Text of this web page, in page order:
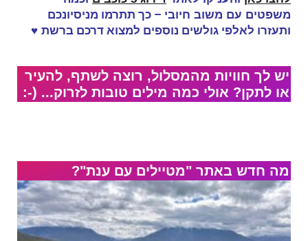
משפטים עם משוב חיובי – כך תתרמו מניסיונכם
ותעזרו לאלפי גולשים נוספים למצוא דרכם ברשת ♥
יש לך חוויות מהמסלול, רוצה לשתף, להעיר
או לתקן? אולי כמה מילים טובות לזרוק... (-:
מה חדש באתר "מטיילים עם ענת"?